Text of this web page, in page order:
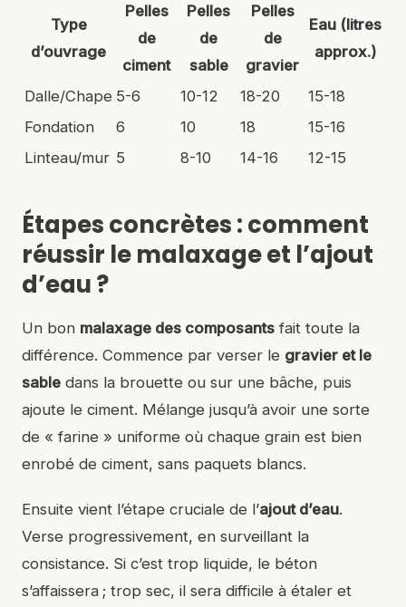
Type
d’ouvrage
Pelles
de
ciment
Pelles
de
sable
Pelles
de
gravier
Eau (litres
approx.)
Dalle/Chape 5-6 10-12 18-20
15-18
Fondation
6 10 18
15-16
Linteau/mur 5 8-10 14-16 12-15
Étapes concrètes : comment
réussir le malaxage et l’ajout
d’eau ?
Un bon malaxage des composants fait toute la
différence. Commence par verser le gravier et le
sable dans la brouette ou sur une bâche, puis
ajoute le ciment. Mélange jusqu’à avoir une sorte
de « farine » uniforme où chaque grain est bien
enrobé de ciment, sans paquets blancs.
Ensuite vient l’étape cruciale de l’ajout d’eau.
Verse progressivement, en surveillant la
consistance. Si c’est trop liquide, le béton
s’affaissera ; trop sec, il sera difficile à étaler et